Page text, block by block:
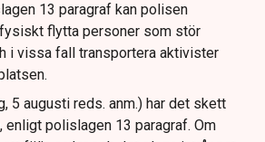
13 paragraf kan polisen
flytta personer som stör
i vissa fall transportera aktivister
5 augusti reds. anm.) har det skett
enligt polislagen 13 paragraf. Om